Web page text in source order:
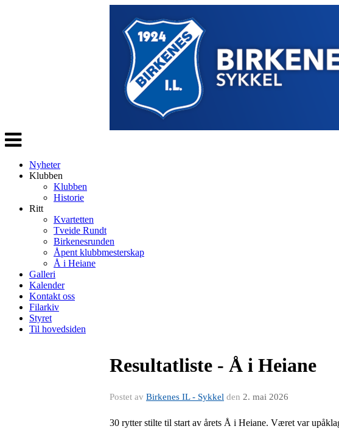
Veksle
navigasjon
Nyheter
Klubben
Klubben
Historie
Ritt
Kvartetten
Tveide Rundt
Birkenesrunden
Åpent klubbmesterskap
Å i Heiane
Galleri
Kalender
Kontakt oss
Filarkiv
Styret
Til hovedsiden
Resultatliste - Å i Heiane
Postet av Birkenes IL - Sykkel den 2. mai 2026
30 rytter stilte til start av årets Å i Heiane. Været var